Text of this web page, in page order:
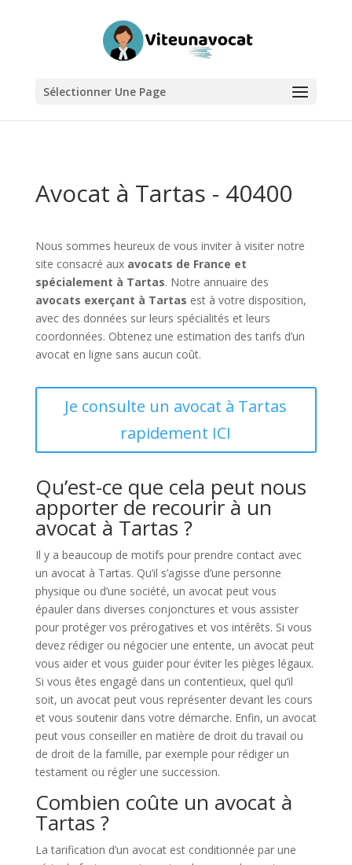
Sélectionner Une Page
Avocat à Tartas - 40400
Nous sommes heureux de vous inviter à visiter notre
site consacré aux avocats de France et
spécialement à Tartas. Notre annuaire des
avocats exerçant à Tartas est à votre disposition,
avec des données sur leurs spécialités et leurs
coordonnées. Obtenez une estimation des tarifs d’un
avocat en ligne sans aucun coût.
Je consulte un avocat à Tartas
rapidement ICI
Qu’est-ce que cela peut nous
apporter de recourir à un
avocat à Tartas ?
Il y a beaucoup de motifs pour prendre contact avec
un avocat à Tartas. Qu’il s’agisse d’une personne
physique ou d’une société, un avocat peut vous
épauler dans diverses conjonctures et vous assister
pour protéger vos prérogatives et vos intérêts. Si vous
devez rédiger ou négocier une entente, un avocat peut
vous aider et vous guider pour éviter les pièges légaux.
Si vous êtes engagé dans un contentieux, quel qu’il
soit, un avocat peut vous représenter devant les cours
et vous soutenir dans votre démarche. Enfin, un avocat
peut vous conseiller en matière de droit du travail ou
de droit de la famille, par exemple pour rédiger un
testament ou régler une succession.
Combien coûte un avocat à
Tartas ?
La tarification d’un avocat est conditionnée par une